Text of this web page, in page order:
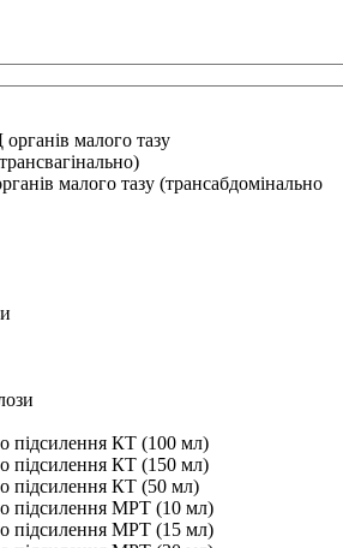
малого тазу
малого тазу (трансабдомінально
підсилення КТ (100 мл)
підсилення КТ (150 мл)
підсилення КТ (50 мл)
підсилення МРТ (10 мл)
підсилення МРТ (15 мл)